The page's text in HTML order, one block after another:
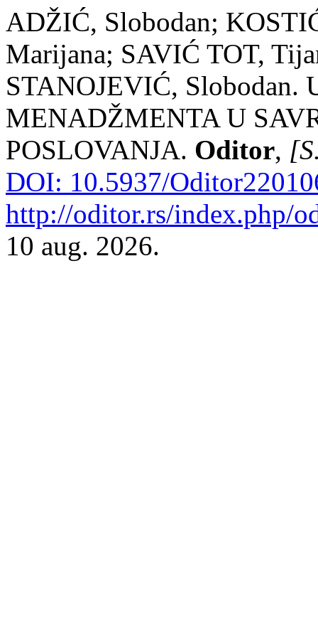
ADŽIĆ, Slobodan;
Marijana; SAVIĆ TOT,
STANOJEVIĆ, Slobodan.
MENADŽMENTA U
POSLOVANJA. Oditor,
DOI: 10.5937/
http://oditor.rs/index.php/
10 aug. 2026.